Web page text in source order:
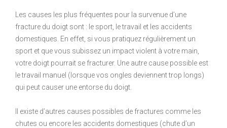
Les causes les plus fréquentes pour la survenue d’une
fracture du doigt sont : le sport, le travail et les accidents
domestiques. En effet, si vous pratiquez régulièrement un
sport et que vous subissez un impact violent à votre main,
votre doigt pourrait se fracturer. Une autre cause possible est
le travail manuel (lorsque vos ongles deviennent trop longs)
qui peut causer une entorse du doigt.
Il existe d’autres causes possibles de fractures comme les
chutes ou encore les accidents domestiques (chute d’un